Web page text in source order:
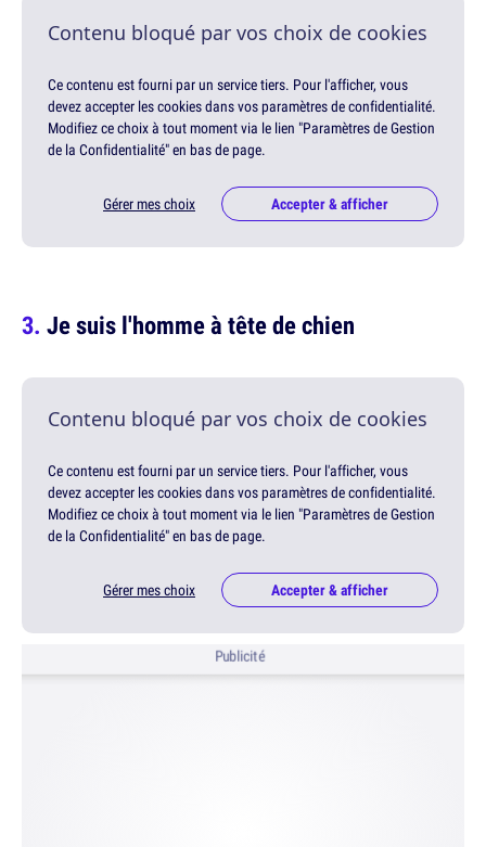
Contenu bloqué par vos choix de cookies
Ce contenu est fourni par un service tiers. Pour l'afficher, vous
devez accepter les cookies dans vos paramètres de confidentialité.
Modifiez ce choix à tout moment via le lien "Paramètres de Gestion
de la Confidentialité" en bas de page.
Gérer mes choix Accepter & afficher
Je suis l'homme à tête de chien
Contenu bloqué par vos choix de cookies
Ce contenu est fourni par un service tiers. Pour l'afficher, vous
devez accepter les cookies dans vos paramètres de confidentialité.
Modifiez ce choix à tout moment via le lien "Paramètres de Gestion
de la Confidentialité" en bas de page.
Gérer mes choix Accepter & afficher
Publicité